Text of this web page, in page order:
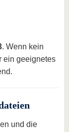
. Wenn kein
ein geeignetes
und die